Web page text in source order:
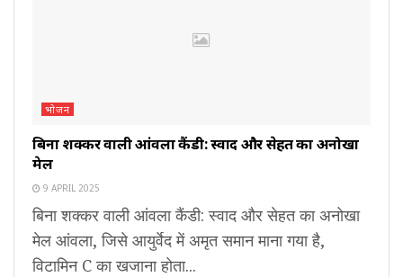
भोजन
बिना शक्कर वाली आंवला कैंडी: स्वाद और सेहत का अनोखा
मेल
9 APRIL 2025
बिना शक्कर वाली आंवला कैंडी: स्वाद और सेहत का अनोखा
मेल आंवला, जिसे आयुर्वेद में अमृत समान माना गया है,
विटामिन C का खजाना होता...